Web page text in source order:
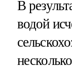
В
водой